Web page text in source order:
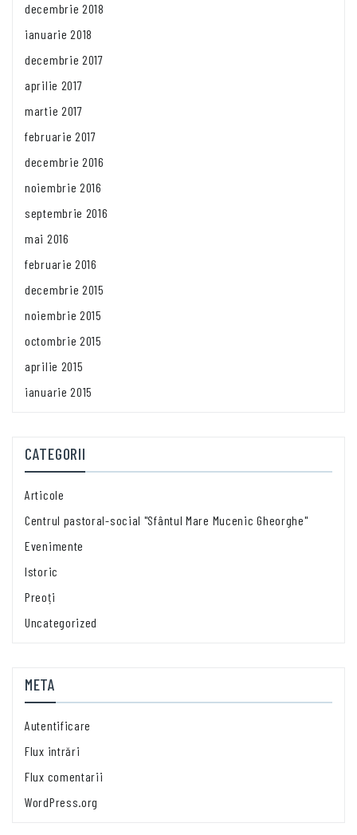
decembrie 2018
ianuarie 2018
decembrie 2017
aprilie 2017
martie 2017
februarie 2017
decembrie 2016
noiembrie 2016
septembrie 2016
mai 2016
februarie 2016
decembrie 2015
noiembrie 2015
octombrie 2015
aprilie 2015
ianuarie 2015
CATEGORII
Articole
Centrul pastoral-social "Sfântul Mare Mucenic Gheorghe"
Evenimente
Istoric
Preoți
Uncategorized
META
Autentificare
Flux intrări
Flux comentarii
WordPress.org